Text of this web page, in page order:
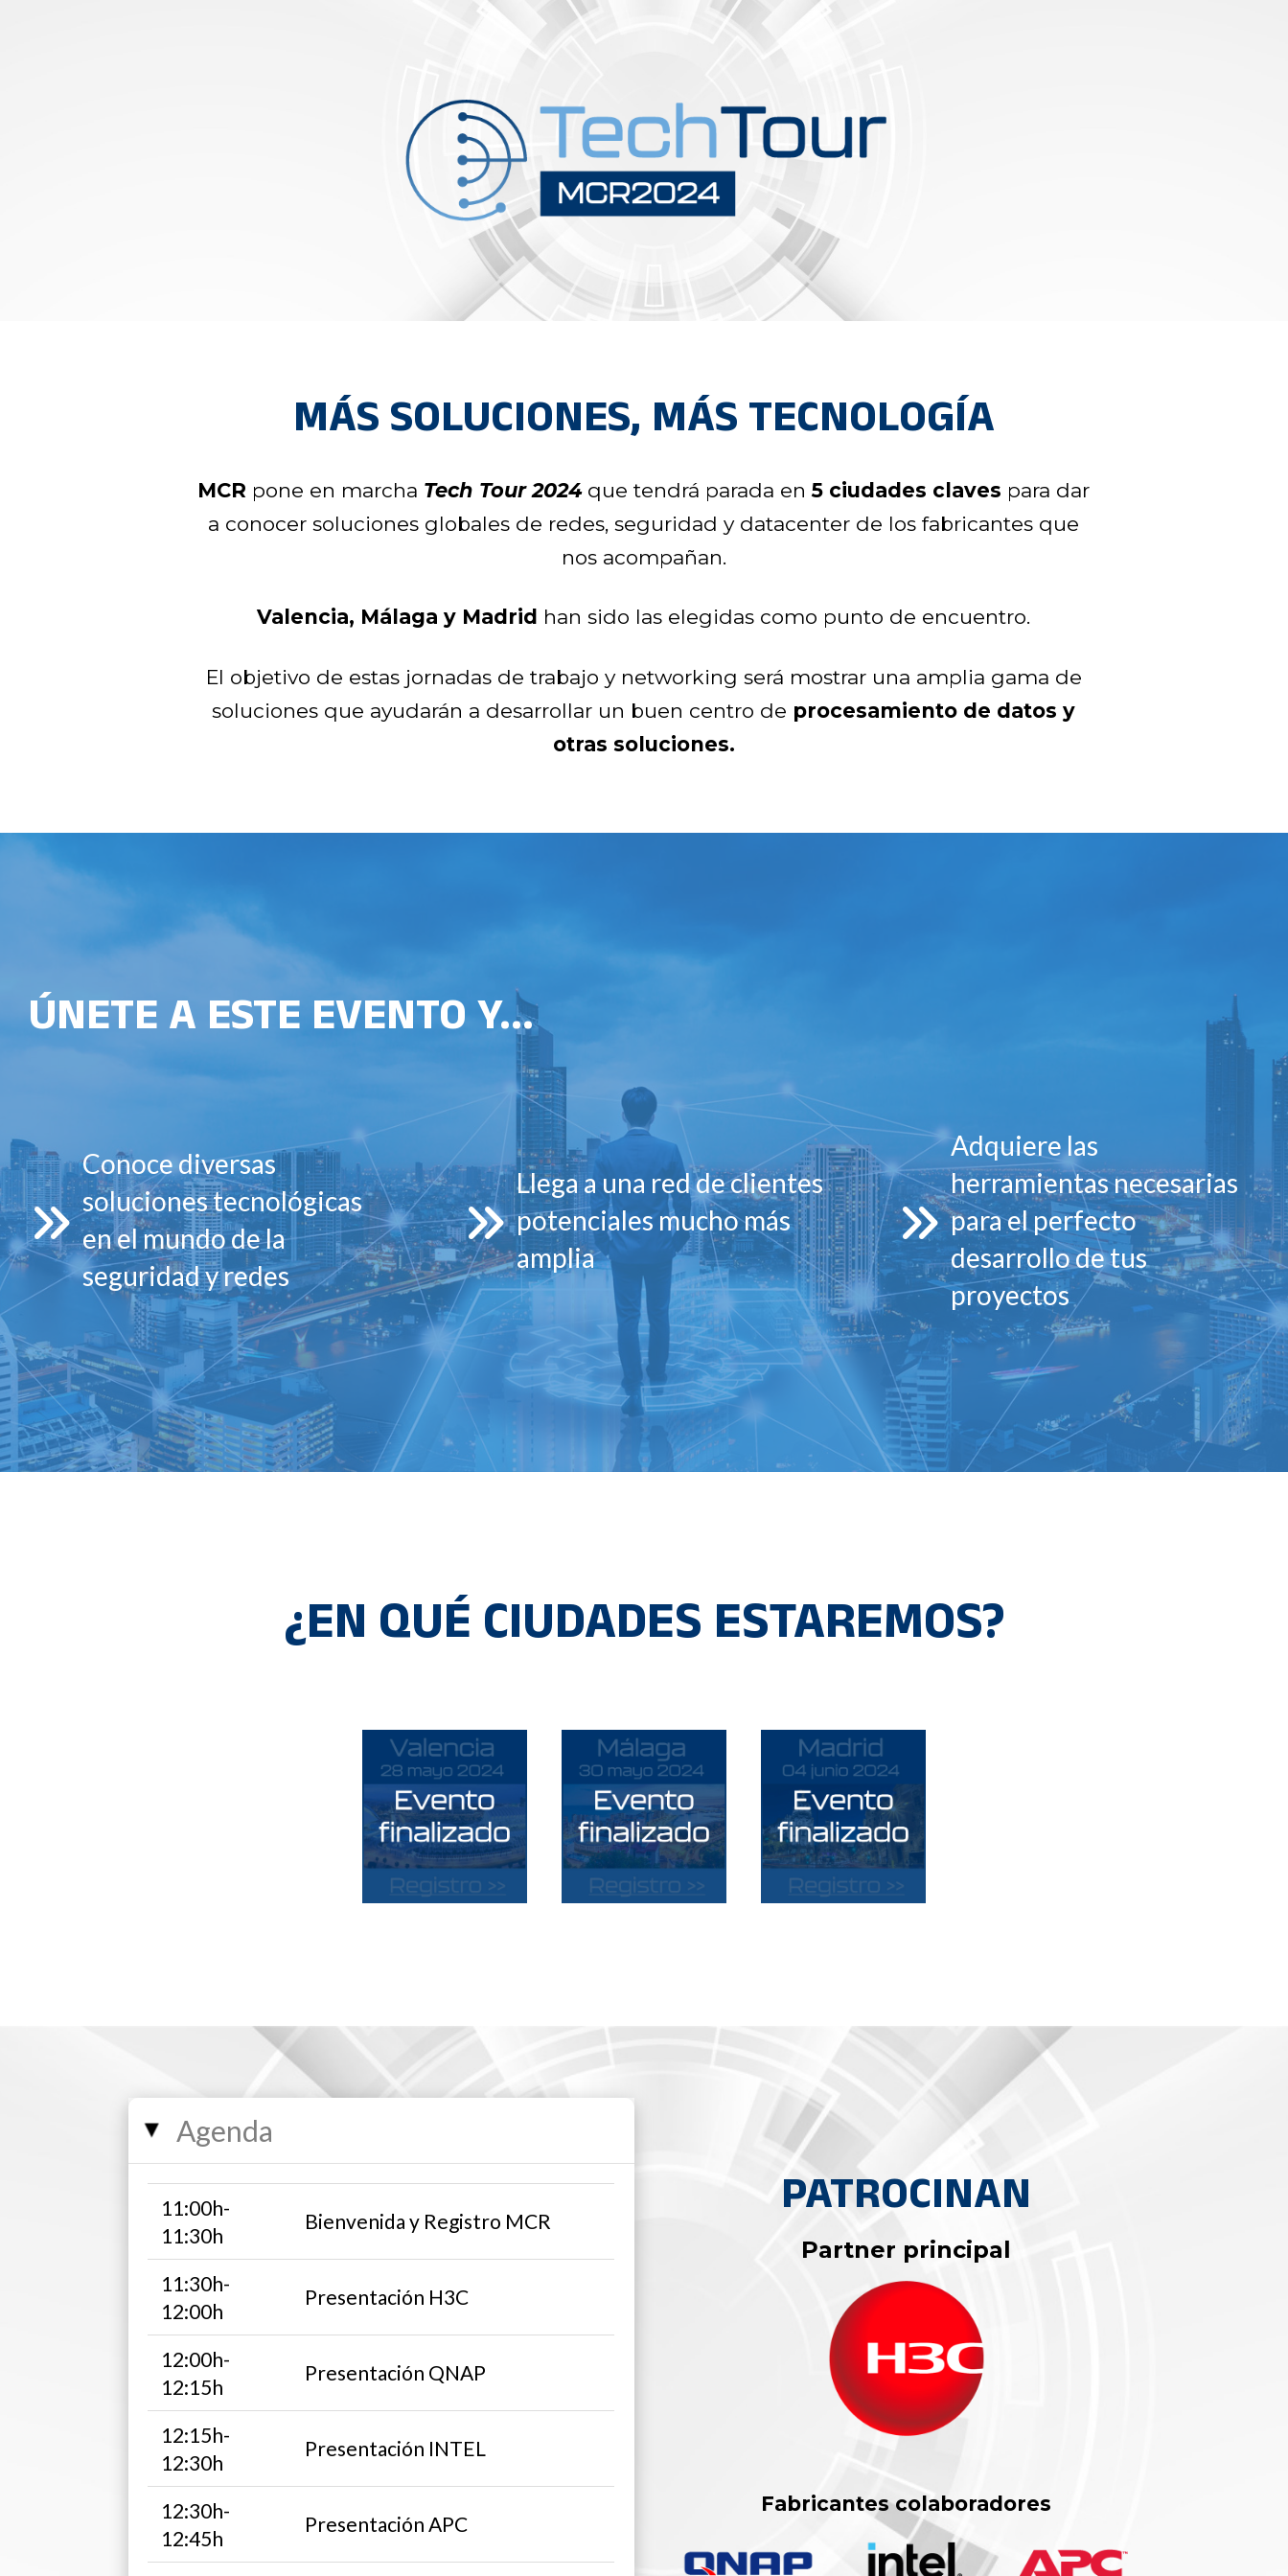
MÁS SOLUCIONES, MÁS TECNOLOGÍA
MCR pone en marcha Tech Tour 2024 que tendrá parada en5 ciudades claves para dar
a conocer soluciones globales de redes, seguridad y datacenter de los fabricantes que
nos acompañan.
Valencia, Málaga y Madrid han sido las elegidas como punto de encuentro.
El objetivo de estas jornadas de trabajo y networking será mostrar una amplia gama de
soluciones que ayudarán a desarrollar un buen centro de procesamiento de datos y
otras soluciones.
ÚNETE A ESTE EVENTO Y...
Conoce diversas
soluciones tecnológicas
en el mundo de la
seguridad y redes
Llega a una red de clientes
potenciales mucho más
amplia
Adquiere las
herramientas necesarias
para el perfecto
desarrollo de tus
proyectos
¿EN QUÉ CIUDADES ESTAREMOS?
▸ Agenda
11:00h-
11:30h
Bienvenida y Registro MCR
11:30h-
12:00h
Presentación H3C
12:00h-
12:15h
Presentación QNAP
12:15h-
12:30h
Presentación INTEL
12:30h-
12:45h
Presentación APC
PATROCINAN
Partner principal
Fabricantes colaboradores